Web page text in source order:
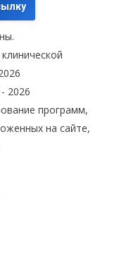
2026
программ,
на сайте,